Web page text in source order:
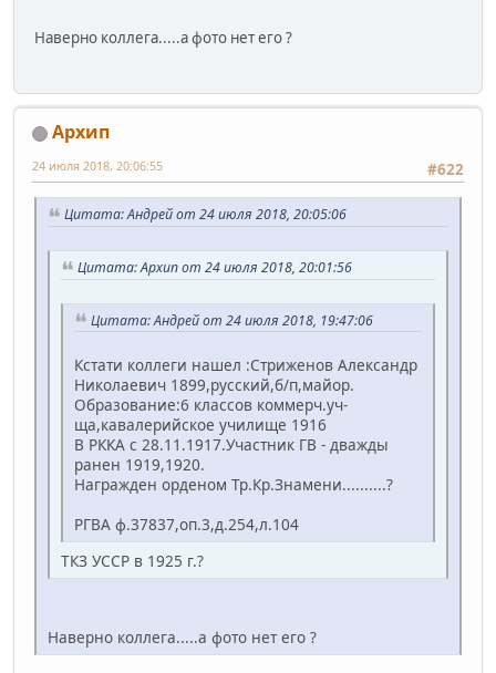
Наверно коллега.....а фото нет его ?
Архип
#622
24 июля 2018, 20:06:55
Цитата: Андрей от 24 июля 2018, 20:05:06
Цитата: Архип от 24 июля 2018, 20:01:56
Цитата: Андрей от 24 июля 2018, 19:47:06
Кстати коллеги нашел :Стриженов Александр
Николаевич 1899,русский,б/п,майор.
Образование:6 классов коммерч.уч-
ща,кавалерийское училище 1916
В РККА с 28.11.1917.Участник ГВ - дважды
ранен 1919,1920.
Награжден орденом Тр.Кр.Знамени..........?
РГВА ф.37837,оп.3,д.254,л.104
ТКЗ УССР в 1925 г.?
Наверно коллега.....а фото нет его ?